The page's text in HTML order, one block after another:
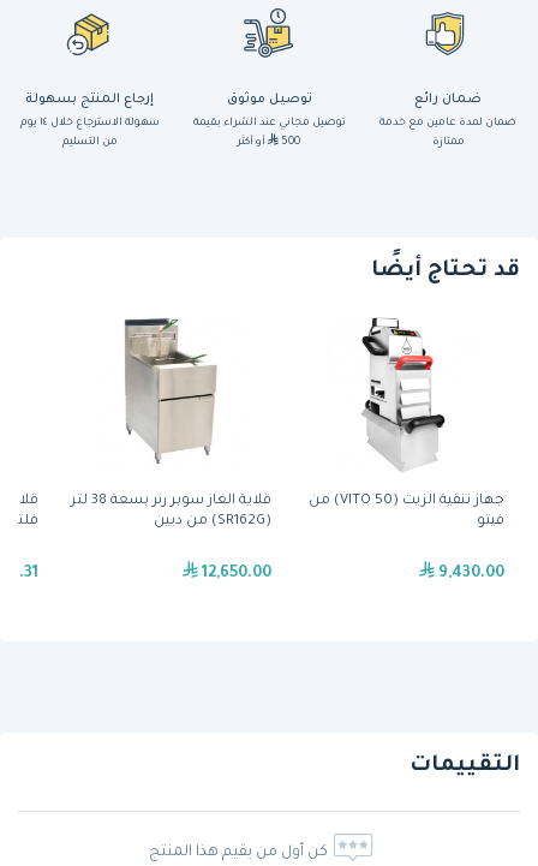
ضمان رائع
ضمان لمدة عامين مع خدمة
ممتازة
توصيل موثوق
توصيل مجاني عند الشراء بقيمة
500
أو أكثر
إرجاع المنتج بسهولة
سهولة الاسترجاع خلال ١٤ يوم
من التسليم
قد تحتاج أيضًا
جهاز تنقية الزيت (VITO 50) من
فيتو
9,430.00
قلاية الغاز سوبر رنر بسعة 38 لتر
(SR162G) من ديين
12,650.00
فلتر 24 لتر من اوماج
التقييمات
كن أول من يقيم هذا المنتج